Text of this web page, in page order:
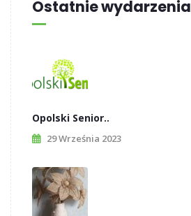
Ostatnie wydarzenia
Opolski Senior..
29 Września 2023